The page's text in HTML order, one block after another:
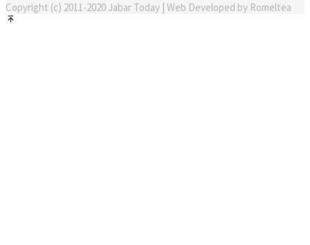
Copyright (c) 2011-2020 Jabar Today | Web Developed by Romeltea